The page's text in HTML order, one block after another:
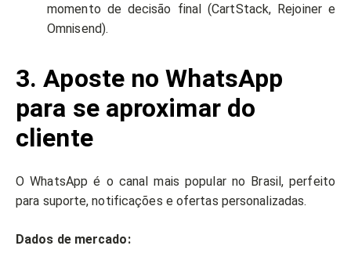
momento de decisão final (CartStack, Rejoiner e
Omnisend).
3. Aposte no WhatsApp
para se aproximar do
cliente
O WhatsApp é o canal mais popular no Brasil, perfeito
para suporte, notificações e ofertas personalizadas.
Dados de mercado: